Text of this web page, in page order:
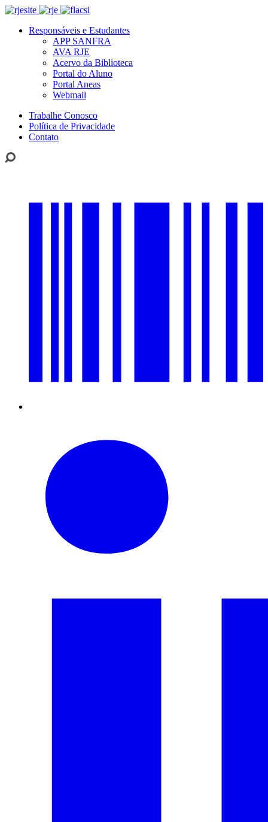
Responsáveis e Estudantes
APP SANFRA
AVA RJE
Acervo da Biblioteca
Portal do Aluno
Portal Aneas
Webmail
Trabalhe Conosco
Política de Privacidade
Contato